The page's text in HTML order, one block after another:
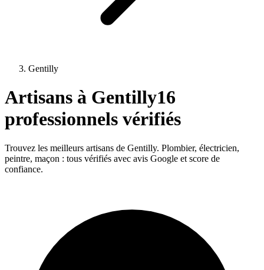
Gentilly
Artisans à Gentilly16
professionnels vérifiés
Trouvez les meilleurs artisans de Gentilly. Plombier, électricien,
peintre, maçon : tous vérifiés avec avis Google et score de
confiance.